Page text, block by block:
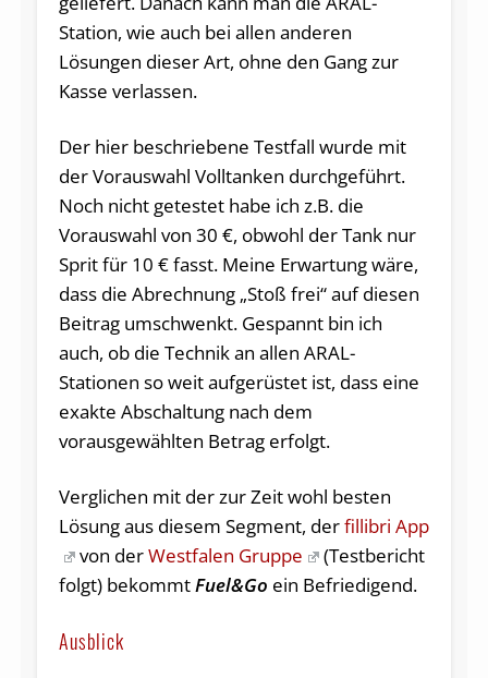
Station, wie auch bei allen anderen
Lösungen dieser Art, ohne den Gang zur
Kasse verlassen.
Der hier beschriebene Testfall wurde mit
der Vorauswahl Volltanken durchgeführt.
Noch nicht getestet habe ich z.B. die
Vorauswahl von 30 €, obwohl der Tank nur
Sprit für 10 € fasst. Meine Erwartung wäre,
dass die Abrechnung „Stoß frei“ auf diesen
Beitrag umschwenkt. Gespannt bin ich
auch, ob die Technik an allen ARAL-
Stationen so weit aufgerüstet ist, dass eine
exakte Abschaltung nach dem
vorausgewählten Betrag erfolgt.
Verglichen mit der zur Zeit wohl besten
Lösung aus diesem Segment, derfillibri App
von derWestfalen Gruppe
(Testbericht
folgt) bekommtFuel&Go ein Befriedigend.
Ausblick